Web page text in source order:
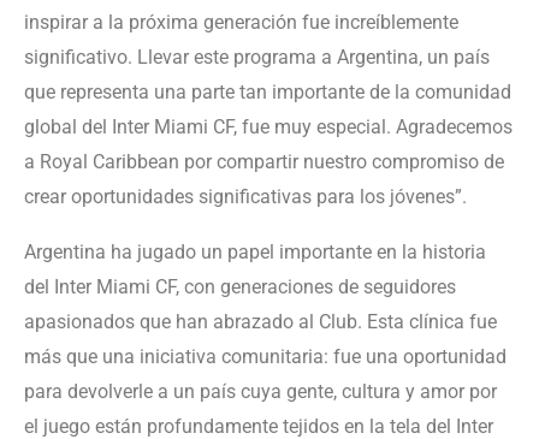
inspirar a la próxima generación fue increíblemente
significativo. Llevar este programa a Argentina, un país
que representa una parte tan importante de la comunidad
global del Inter Miami CF, fue muy especial. Agradecemos
a Royal Caribbean por compartir nuestro compromiso de
crear oportunidades significativas para los jóvenes”.
Argentina ha jugado un papel importante en la historia
del Inter Miami CF, con generaciones de seguidores
apasionados que han abrazado al Club. Esta clínica fue
más que una iniciativa comunitaria: fue una oportunidad
para devolverle a un país cuya gente, cultura y amor por
el juego están profundamente tejidos en la tela del Inter